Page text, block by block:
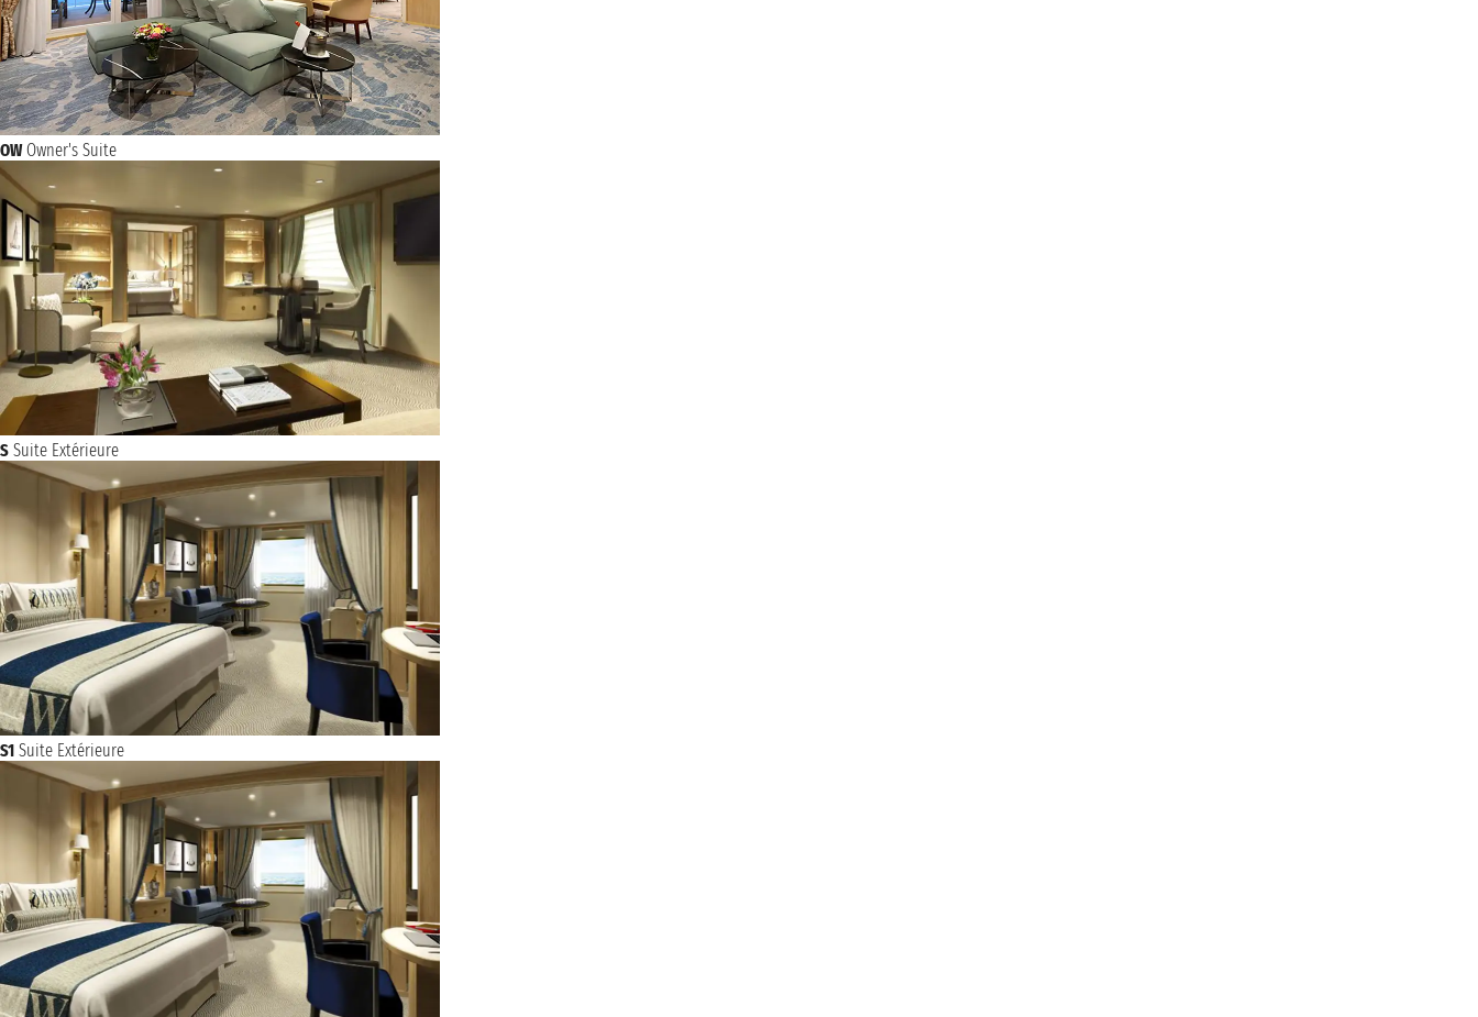
OW Owner's Suite
S Suite Extérieure
S1 Suite Extérieure